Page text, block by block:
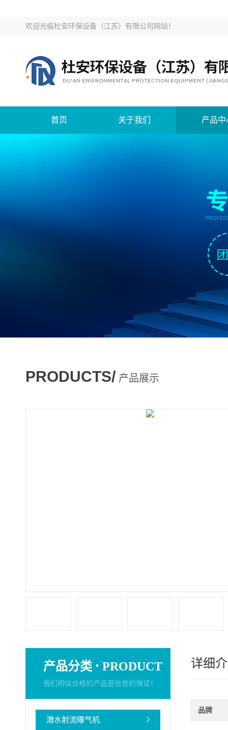
欢迎光临杜安环保设备（江苏）有限公司网站！
首页 关于我们 产品中
PRODUCTS/ 产品展示
产品分类 · PRODUCT
我们相信合格的产品是信誉的保证！
潜水射流曝气机
详细
品牌